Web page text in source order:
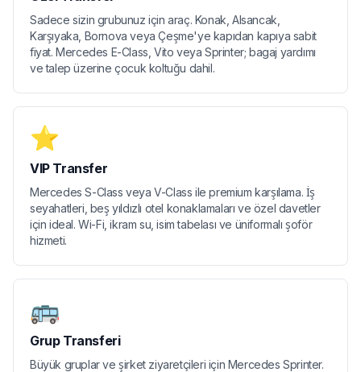
Sadece sizin grubunuz için araç. Konak, Alsancak,
Karşıyaka, Bornova veya Çeşme'ye kapıdan kapıya sabit
fiyat. Mercedes E-Class, Vito veya Sprinter; bagaj yardımı
ve talep üzerine çocuk koltuğu dahil.
⭐
VIP Transfer
Mercedes S-Class veya V-Class ile premium karşılama. İş
seyahatleri, beş yıldızlı otel konaklamaları ve özel davetler
için ideal. Wi-Fi, ikram su, isim tabelası ve üniformalı şoför
hizmeti.
🚌
Grup Transferi
Büyük gruplar ve şirket ziyaretçileri için Mercedes Sprinter.